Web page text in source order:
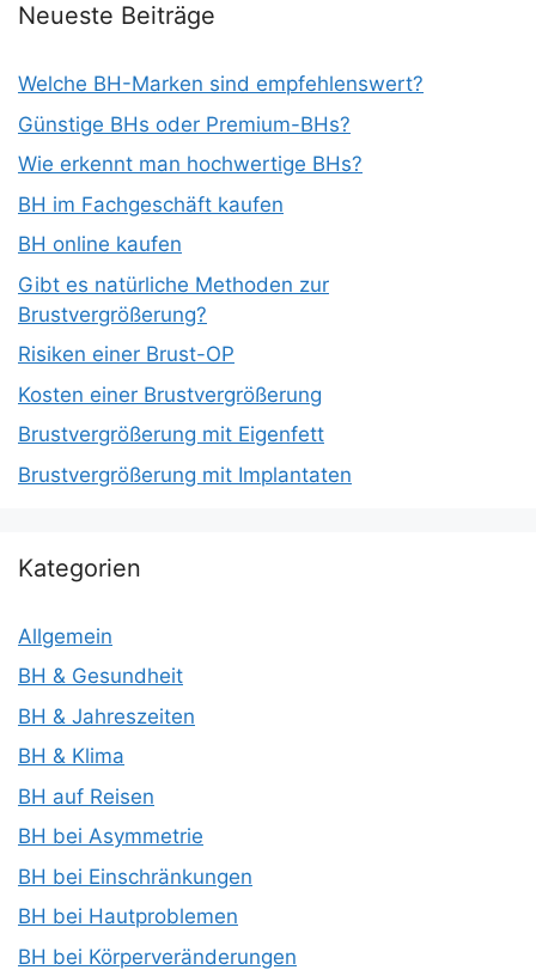
Neueste Beiträge
Welche BH-Marken sind empfehlenswert?
Günstige BHs oder Premium-BHs?
Wie erkennt man hochwertige BHs?
BH im Fachgeschäft kaufen
BH online kaufen
Gibt es natürliche Methoden zur
Brustvergrößerung?
Risiken einer Brust-OP
Kosten einer Brustvergrößerung
Brustvergrößerung mit Eigenfett
Brustvergrößerung mit Implantaten
Kategorien
Allgemein
BH & Gesundheit
BH & Jahreszeiten
BH & Klima
BH auf Reisen
BH bei Asymmetrie
BH bei Einschränkungen
BH bei Hautproblemen
BH bei Körperveränderungen